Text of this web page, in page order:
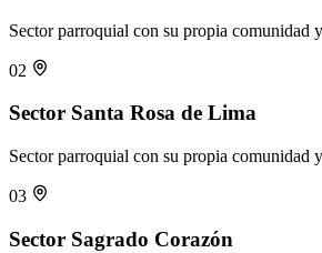
Sector parroquial con su propia comunidad
02
Sector Santa Rosa de Lima
Sector parroquial con su propia comunidad
03
Sector Sagrado Corazón